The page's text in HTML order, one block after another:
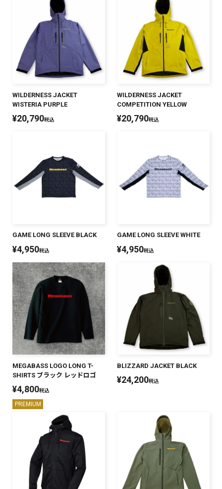
WILDERNESS JACKET
WISTERIA PURPLE
¥20,790税込
WILDERNESS JACKET
COMPETITION YELLOW
¥20,790税込
GAME LONG SLEEVE BLACK
¥4,950税込
GAME LONG SLEEVE WHITE
¥4,950税込
MEGABASS LOGO LONG T-
SHIRTS ブラック レッドロゴ
¥4,800税込
PREMIUM
BLIZZARD JACKET BLACK
¥24,200税込